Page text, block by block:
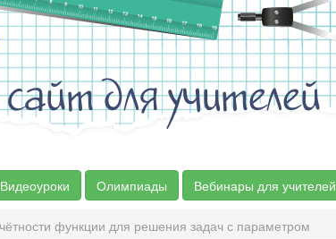
для учителей
Видеоуроки Олимпиады Вебинары для учителей
функции для решения задач с параметром